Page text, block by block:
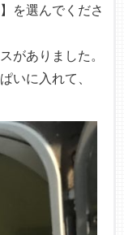
を選んでくださ
がありました。
いに入れて、